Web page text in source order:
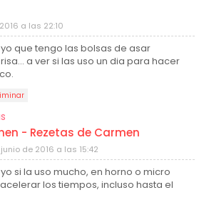
a las 22:10
que tengo las bolsas de asar
a ver si las uso un dia para hacer
- Rezetas de Carmen
de 2016 a las 15:42
si la uso mucho, en horno o micro
los tiempos, incluso hasta el